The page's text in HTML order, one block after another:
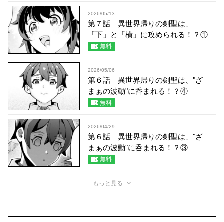
2026/05/13
第７話 異世界帰りの剣聖は、
「下」と「横」に攻められる！？①
無料
2026/05/06
第６話 異世界帰りの剣聖は、"ざ
まぁの波動"に呑まれる！？④
無料
2026/04/29
第６話 異世界帰りの剣聖は、"ざ
まぁの波動"に呑まれる！？③
無料
もっと見る